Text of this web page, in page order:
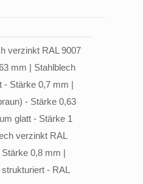
verzinkt RAL 9007
mm | Stahlblech
- Stärke 0,7 mm |
- Stärke 0,63
glatt - Stärke 1
verzinkt RAL
0,8 mm |
- RAL